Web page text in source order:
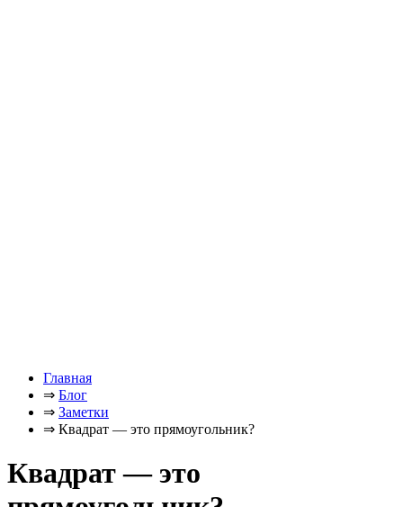
Главная
⇒ Блог
⇒ Заметки
⇒ Квадрат — это прямоугольник?
Квадрат — это